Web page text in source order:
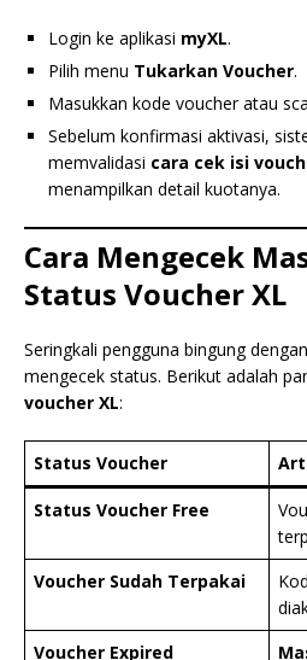
Login ke aplikasi myXL.
Pilih menu Tukarkan Voucher.
Masukkan kode voucher atau
Sebelum konfirmasi aktivasi,
memvalidasi cara cek isi
menampilkan detail kuotanya.
Cara Mengecek
Status Voucher XL
Seringkali pengguna bingung
mengecek status. Berikut adalah
voucher XL:
Status Voucher
Status Voucher Free
Voucher Sudah Terpakai
Voucher Expired